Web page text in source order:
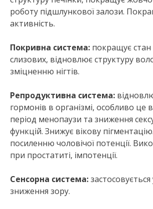
роботу підшлункової залози.
активність.
Покривна система: покращує стан
слизових, відновлює структуру
зміцненню нігтів.
Репродуктивна система:
гормонів в організмі, особливо це
період менопаузи та зниження
функцій. Знижує вікову
посиленню чоловічої потенції.
при простатиті, імпотенції.
Сенсорна система:застосовується
зниження зору.